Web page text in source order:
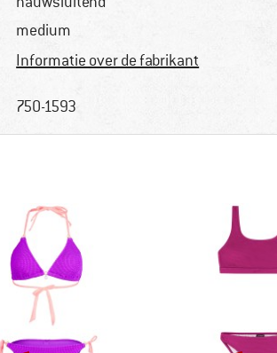
medium
Informatie over de fabrikant
750-1593